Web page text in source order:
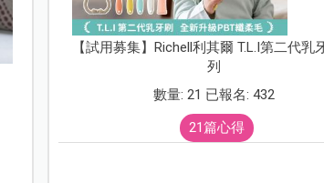
【試用募集】Richell利其爾 T.L.I第二代乳
列
數量: 21 已報名: 432
21篇心得